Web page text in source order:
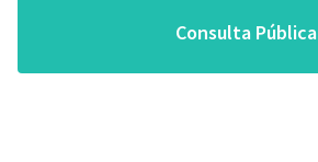
Consulta Pública